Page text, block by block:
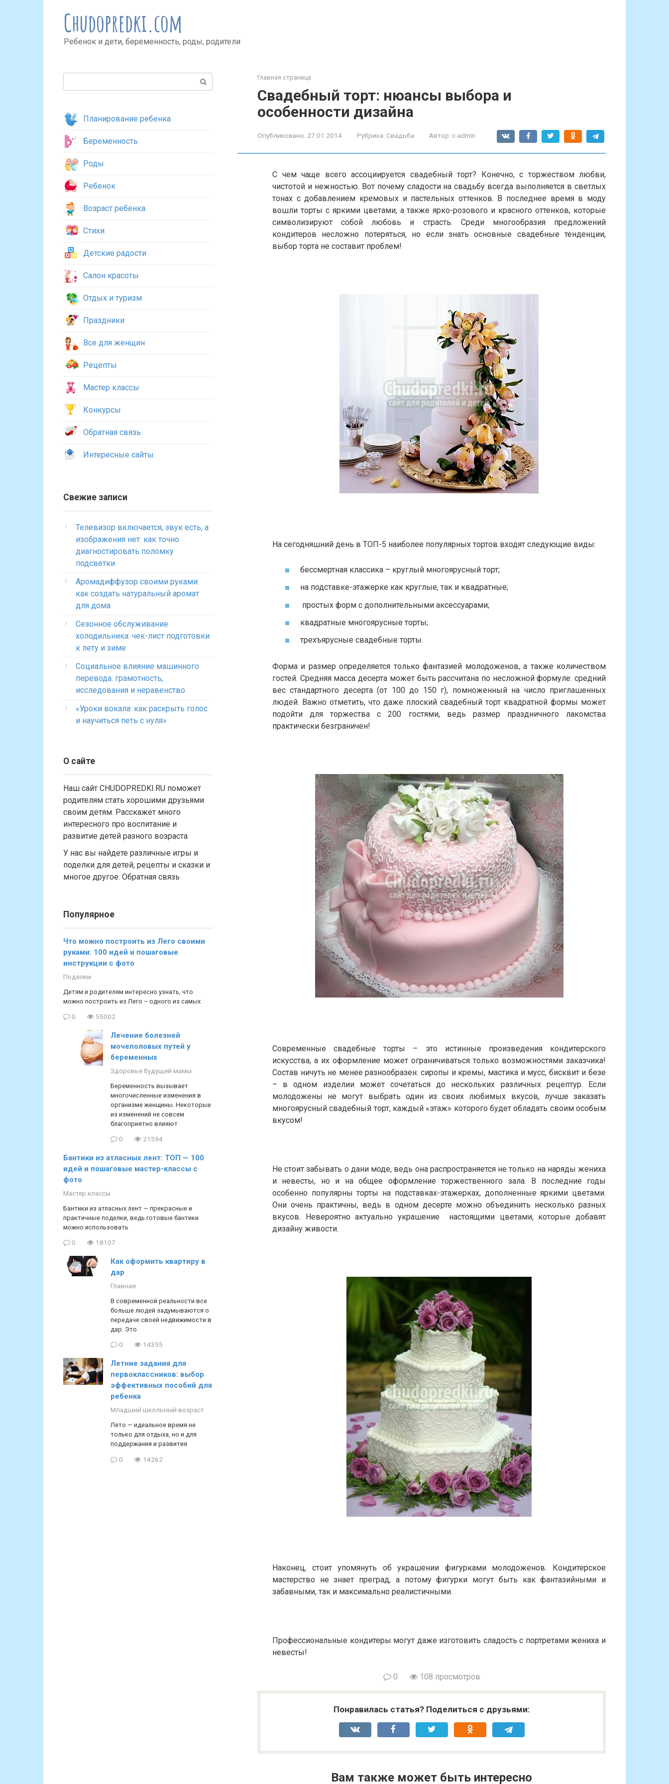
Chudopredki.com
Ребенок и дети, беременность, роды, родители
Главная страница
Свадебный торт: нюансы выбора и
особенности дизайна
Опубликовано: 27.01.2014 Рубрика: Свадьба Автор: c-admin
С чем чаще всего ассоциируется свадебный торт? Конечно, с торжеством любви,
чистотой и нежностью. Вот почему сладости на свадьбу всегда выполняется в светлых
тонах с добавлением кремовых и пастельных оттенков. В последнее время в моду
вошли торты с яркими цветами, а также ярко-розового и красного оттенков, которые
символизируют собой любовь и страсть. Среди многообразия предложений
кондитеров несложно потеряться, но если знать основные свадебные тенденции,
выбор торта не составит проблем!
На сегодняшний день в ТОП-5 наиболее популярных тортов входят следующие виды:
бессмертная классика – круглый многоярусный торт;
на подставке-этажерке как круглые, так и квадратные;
простых форм с дополнительными аксессуарами;
квадратные многоярусные торты;
трехъярусные свадебные торты.
Форма и размер определяется только фантазией молодоженов, а также количеством
гостей. Средняя масса десерта может быть рассчитана по несложной формуле: средний
вес стандартного десерта (от 100 до 150 г), помноженный на число приглашенных
людей. Важно отметить, что даже плоский свадебный торт квадратной формы может
подойти для торжества с 200 гостями, ведь размер праздничного лакомства
практически безграничен!
Современные свадебные торты – это истинные произведения кондитерского
искусства, а их оформление может ограничиваться только возможностями заказчика!
Состав ничуть не менее разнообразен: сиропы и кремы, мастика и мусс, бисквит и безе
– в одном изделии может сочетаться до нескольких различных рецептур. Если
молодожены не могут выбрать один из своих любимых вкусов, лучше заказать
многоярусный свадебный торт, каждый «этаж» которого будет обладать своим особым
вкусом!
Не стоит забывать о дани моде, ведь она распространяется не только на наряды жениха
и невесты, но и на общее оформление торжественного зала. В последние годы
особенно популярны торты на подставках-этажерках, дополненные яркими цветами.
Они очень практичны, ведь в одном десерте можно объединить несколько разных
вкусов. Невероятно актуально украшение настоящими цветами, которые добавят
дизайну живости.
Наконец, стоит упомянуть об украшении фигурками молодоженов. Кондитерское
мастерство не знает преград, а потому фигурки могут быть как фантазийными и
забавными, так и максимально реалистичными.
Профессиональные кондитеры могут даже изготовить сладость с портретами жениха и
невесты!
0 108 просмотров
Понравилась статья? Поделиться с друзьями:
Вам также может быть интересно
Планирование ребенка
Беременность
Роды
Ребенок
Возраст ребенка
Стихи
Детские радости
Салон красоты
Отдых и туризм
Праздники
Все для женщин
Рецепты
Мастер классы
Конкурсы
Обратная связь
Интересные сайты
Свежие записи
Телевизор включается, звук есть, а
изображения нет: как точно
диагностировать поломку
подсветки
Аромадиффузор своими руками:
как создать натуральный аромат
для дома
Сезонное обслуживание
холодильника: чек-лист подготовки
к лету и зиме
Социальное влияние машинного
перевода: грамотность,
исследования и неравенство
«Уроки вокала: как раскрыть голос
и научиться петь с нуля»
О сайте
Наш сайт CHUDOPREDKI.RU поможет
родителям стать хорошими друзьями
своим детям. Расскажет много
интересного про воспитание и
развитие детей разного возраста
У нас вы найдете различные игры и
поделки для детей, рецепты и сказки и
многое другое. Обратная связь
Популярное
Что можно построить из Лего своими
руками: 100 идей и пошаговые
инструкции с фото
Поделки
Детям и родителям интересно узнать, что
можно построить из Лего – одного из самых
0 55002
Лечение болезней
мочеполовых путей у
беременных
Здоровье будущей мамы
Беременность вызывает
многочисленные изменения в
организме женщины. Некоторые
из изменений не совсем
благоприятно влияют
0 21594
Бантики из атласных лент: ТОП — 100
идей и пошаговые мастер-классы с
фото
Мастер классы
Бантики из атласных лент — прекрасные и
практичные поделки, ведь готовые бантики
можно использовать
0 18107
Как оформить квартиру в
дар
Главная
В современной реальности все
больше людей задумываются о
передаче своей недвижимости в
дар. Это
0 14355
Летние задания для
первоклассников: выбор
эффективных пособий для
ребенка
Младший школьный возраст
Лето — идеальное время не
только для отдыха, но и для
поддержания и развития
0 14262